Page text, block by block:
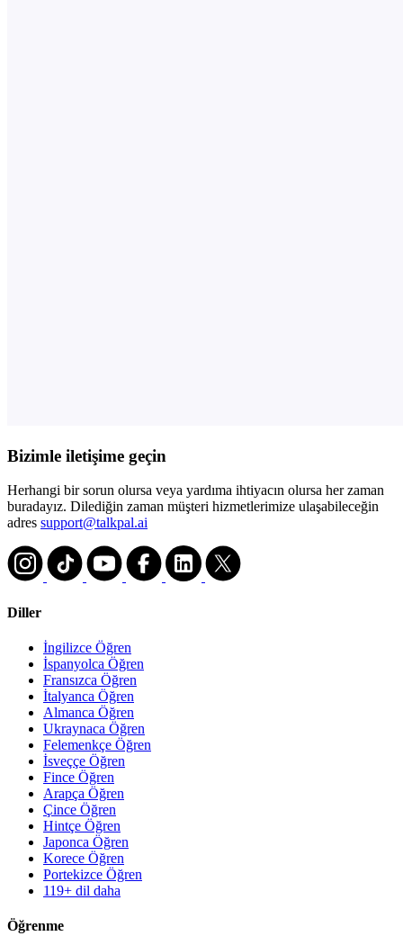
Bizimle iletişime geçin
Herhangi bir sorun olursa veya yardıma ihtiyacın olursa her zaman
buradayız. Dilediğin zaman müşteri hizmetlerimize ulaşabileceğin
adres support@talkpal.ai
Diller
İngilizce Öğren
İspanyolca Öğren
Fransızca Öğren
İtalyanca Öğren
Almanca Öğren
Ukraynaca Öğren
Felemenkçe Öğren
İsveççe Öğren
Fince Öğren
Arapça Öğren
Çince Öğren
Hintçe Öğren
Japonca Öğren
Korece Öğren
Portekizce Öğren
119+ dil daha
Öğrenme